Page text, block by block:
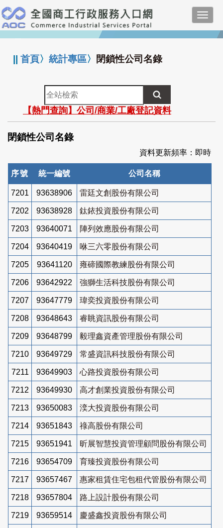
跳
到
主
要
:::
||首頁〉統計專區〉 閉鎖性公司名錄
全
站
檢
索
【熱門查詢】公司/商業/工廠登記資料
閉鎖性公司名錄
資料更新頻率：即時
序號 統一編號 公司名稱
7201 93638906 雷廷文創股份有限公司
7202 93638928 鈦銥投資股份有限公司
7203 93640071 陣列效應股份有限公司
7204 93640419 咻三六零股份有限公司
7205 93641120 雍碲國際教練股份有限公司
7206 93642922 強獅生活科技股份有限公司
7207 93647779 瑋奕投資股份有限公司
7208 93648643 睿眺資訊股份有限公司
7209 93648799 毅理鑫資產管理股份有限公司
7210 93649729 常盛資訊科技股份有限公司
7211 93649903 心路投資股份有限公司
7212 93649930 高才創業投資股份有限公司
7213 93650083 湙大投資股份有限公司
7214 93651843 祿高股份有限公司
7215 93651941 昕展智慧投資管理顧問股份有限公司
7216 93654709 育臻投資股份有限公司
7217 93657467 惠家租賃住宅包租代管股份有限公司
7218 93657804 路上設計股份有限公司
7219 93659514 慶盛鑫投資股份有限公司